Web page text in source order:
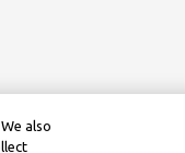
also